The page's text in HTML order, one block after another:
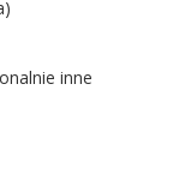
inne